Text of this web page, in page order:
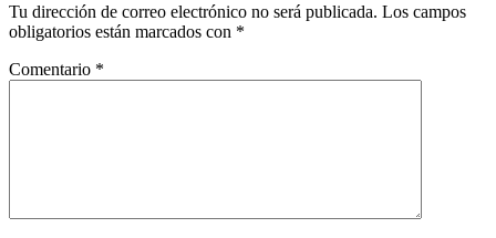
los
lectores
Tu dirección de correo electrónico no será publicada. Los campos
obligatorios están marcados con *
Comentario *